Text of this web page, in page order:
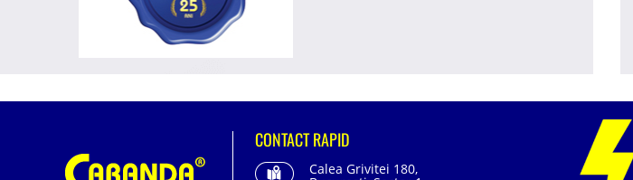
CONTACT RAPID
Calea Grivitei 180,